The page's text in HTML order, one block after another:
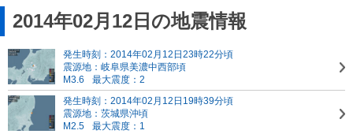
2014年02月12日の地震情報
発生時刻：2014年02月12日23時22分頃
震源地：岐阜県美濃中西部頃
M3.6
最大震度：2
発生時刻：2014年02月12日19時39分頃
震源地：茨城県沖頃
M2.5
最大震度：1